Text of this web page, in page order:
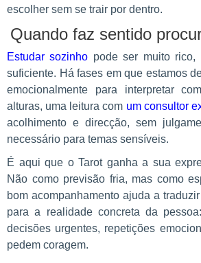
escolher sem se trair por dentro.
Quando faz sentido
Estudar sozinho pode ser muito
suficiente. Há fases em que estamos
emocionalmente para interpretar
alturas, uma leitura com um consultor
acolhimento e direcção, sem
necessário para temas sensíveis.
É aqui que o Tarot ganha a sua
Não como previsão fria, mas como
bom acompanhamento ajuda a
para a realidade concreta da
decisões urgentes, repetições
pedem coragem.